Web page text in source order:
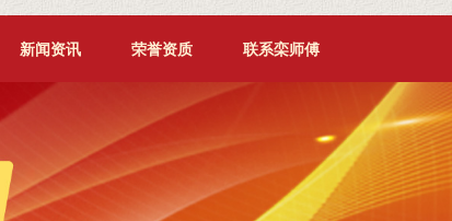
新闻资讯 荣誉资质 联系栾师傅